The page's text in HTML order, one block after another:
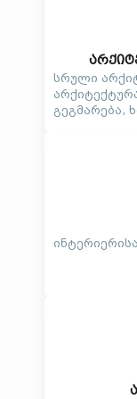
სრული
გეგმარება,